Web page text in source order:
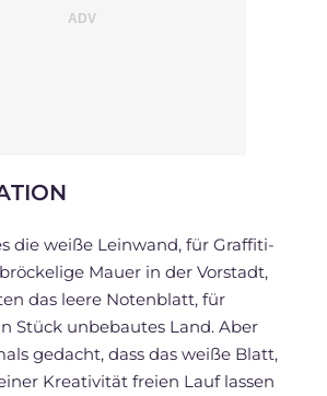
die weiße Leinwand, für Graffiti-
Mauer in der Vorstadt,
das leere Notenblatt, für
Stück unbebautes Land. Aber
gedacht, dass das weiße Blatt,
Kreativität freien Lauf lassen